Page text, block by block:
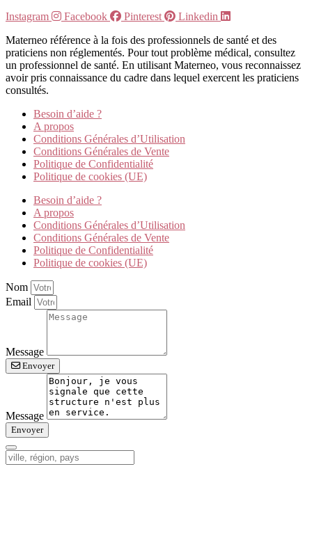
Instagram
Facebook Pinterest
Linkedin
Materneo référence à la fois des professionnels de santé et des
praticiens non réglementés. Pour tout problème médical, consultez
un professionnel de santé. En utilisant Materneo, vous reconnaissez
avoir pris connaissance du cadre dans lequel exercent les praticiens
consultés.
Besoin d’aide ?
A propos
Conditions Générales d’Utilisation
Conditions Générales de Vente
Politique de Confidentialité
Politique de cookies (UE)
Besoin d’aide ?
A propos
Conditions Générales d’Utilisation
Conditions Générales de Vente
Politique de Confidentialité
Politique de cookies (UE)
Nom
Email
Message
Envoyer
Message
Envoyer